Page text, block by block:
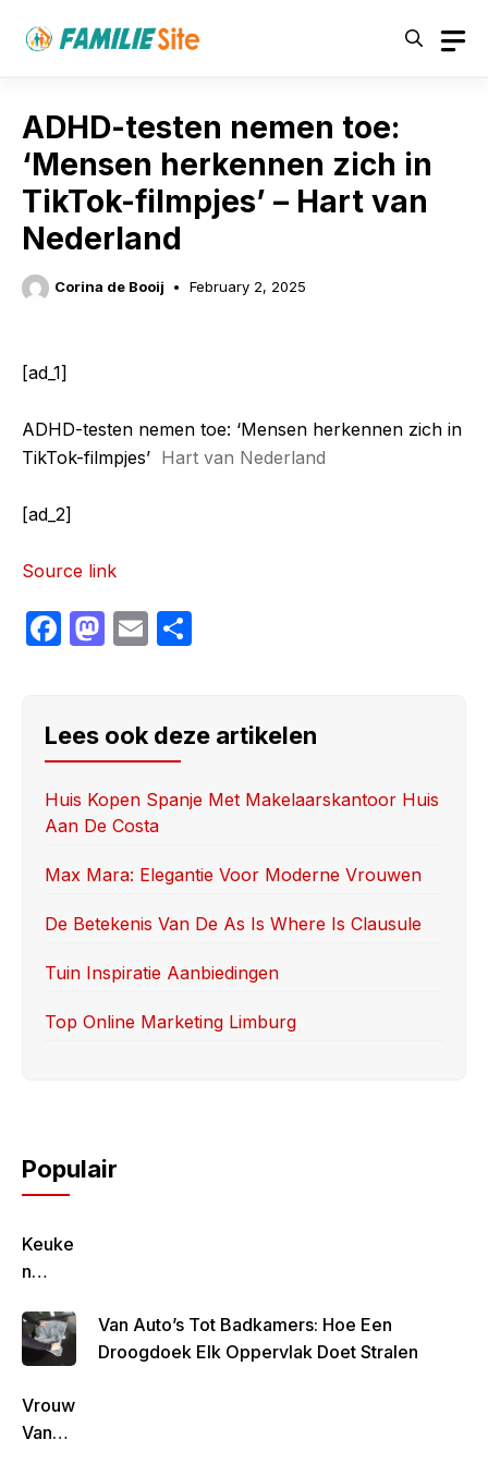
ADHD-testen nemen toe:
‘Mensen herkennen zich in
TikTok-filmpjes’ – Hart van
Nederland
Corina de Booij February 2, 2025
[ad_1]
ADHD-testen nemen toe: ‘Mensen herkennen zich in
TikTok-filmpjes’ Hart van Nederland
[ad_2]
Source link
F
e
b
o
o
k
M
o
d
o
n
E
e
Lees ook deze artikelen
Huis Kopen Spanje Met Makelaarskantoor Huis
Aan De Costa
Max Mara: Elegantie Voor Moderne Vrouwen
De Betekenis Van De As Is Where Is Clausule
Tuin Inspiratie Aanbiedingen
Top Online Marketing Limburg
Populair
Keuke
N
–
Gezon
Lekke
R &
Van Auto’s Tot Badkamers: Hoe Een
Droogdoek Elk Oppervlak Doet Stralen
Vrouw
Van